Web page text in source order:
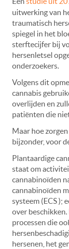
uitwerking van
traumatisch
spiegel in het
sterftecijfer bij
hersenletsel
onderzoekers.
Volgens dit
cannabis
overlijden en
patiënten die
Maar hoe
bijzonder, voor
Plantaardige
staat om
cannabinoïden
cannabinoïden
systeem (ECS );
over
processen die
hersenen, het